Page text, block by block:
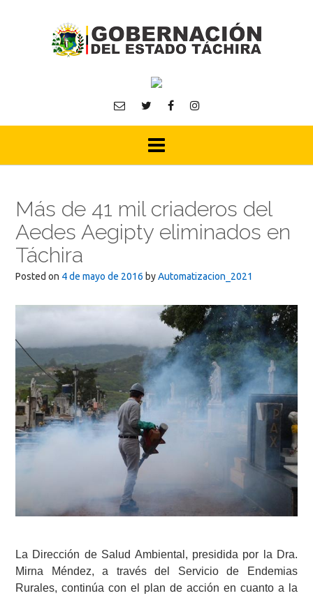
Más de 41 mil criaderos del
Aedes Aegipty eliminados en
Táchira
Posted on 4 de mayo de 2016 byAutomatizacion_2021
La Dirección de Salud Ambiental, presidida por la Dra.
Mirna Méndez, a través del Servicio de Endemias
Rurales, continúa con el plan de acción en cuanto a la